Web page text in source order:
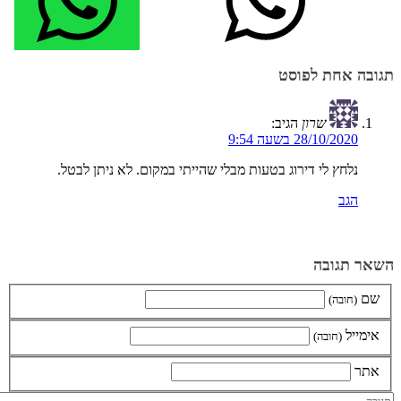
תגובה אחת לפוסט
‫שרון הגיב:
28/10/2020 בשעה 9:54
נלחץ לי דירוג בטעות מבלי שהייתי במקום. לא ניתן לבטל.
הגב
השאר תגובה
שם (חובה)
אימייל (חובה)
אתר